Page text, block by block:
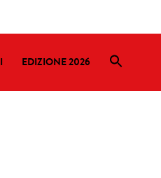
EDIZIONE 2026